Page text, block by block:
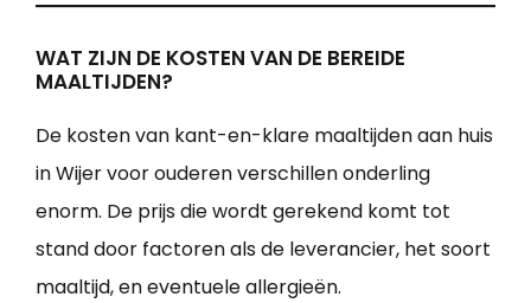
WAT ZIJN DE KOSTEN VAN DE BEREIDE
MAALTIJDEN?
De kosten van kant-en-klare maaltijden aan huis
in Wijer voor ouderen verschillen onderling
enorm. De prijs die wordt gerekend komt tot
stand door factoren als de leverancier, het soort
maaltijd, en eventuele allergieën.